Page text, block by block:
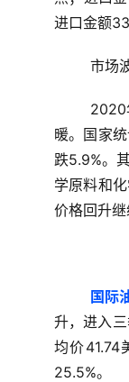
进口金额
市场
2020
暖。国家
跌5.9%。
学原料和
价格回升继
国际
升，进入
均价41.74
25.5%。